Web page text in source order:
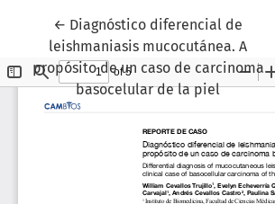
← Volver a los detalles del artículo
Diagnóstico diferencial de
leishmaniasis mucocutánea. A
propósito de un caso de carcinoma
basocelular de la piel